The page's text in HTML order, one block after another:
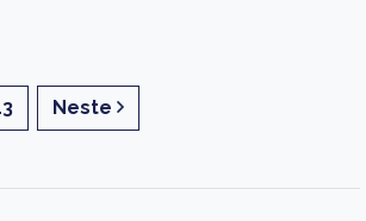
Neste